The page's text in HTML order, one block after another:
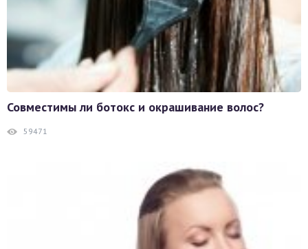
Совместимы ли ботокс и окрашивание волос?
59471